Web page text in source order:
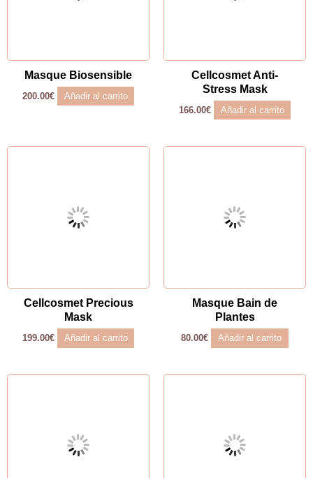
Masque Biosensible
200.00€ Añadir al carrito
Cellcosmet Anti-
Stress Mask
166.00€ Añadir al carrito
Cellcosmet Precious
Mask
199.00€ Añadir al carrito
Masque Bain de
Plantes
80.00€ Añadir al carrito